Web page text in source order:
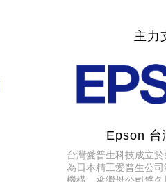
主力
Epson 台
台灣愛普生科技成立於
為日本精工愛普生公